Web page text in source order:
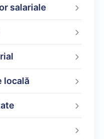
salariale
locală